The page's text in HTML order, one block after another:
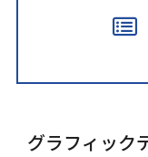
グラフィック